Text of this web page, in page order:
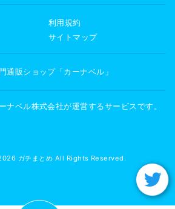
利用規約
サイトマップ
通販ショップ「カーナベル」
ナベル株式会社が運営するサービスです。
ガチまとめ All Rights Reserved.